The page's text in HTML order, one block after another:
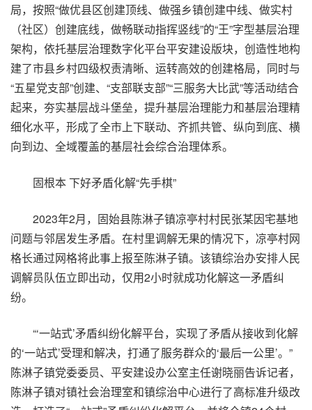
局，按照“做优县区创建顶线、做强乡镇创建中线、做实村
（社区）创建底线，做畅联动指挥竖线”的“王”字型基层治理
架构，依托基层治理数字化平台平安建设版块，创造性地构
建了市县乡村四级权责清晰、运转高效的创建格局，同时与
“五星党支部”创建、“支部联支部”“三服务大比武”等活动结合
起来，夯实基层战斗堡垒，提升基层治理能力和基层治理精
细化水平，形成了全市上下联动、齐抓共管、纵向到底、横
向到边、全域覆盖的基层社会综合治理体系。
固根本 下好矛盾化解“先手棋”
2023年2月，固始县陈淋子镇凉亭村村民张某因宅基地
问题与邻居发生矛盾。在村里调解无果的情况下，凉亭村网
格长通过网格将此事上报至陈淋子镇。该镇综治办安排人民
调解员队伍立即出动，仅用2小时就成功化解这一矛盾纠
纷。
“‘一站式’矛盾纠纷化解平台，实现了矛盾从接收到化解
的‘一站式’受理和解决，打通了服务群众的‘最后一公里’。”
陈淋子镇党委委员、平安建设办公室主任谢晓丽告诉记者，
陈淋子镇对镇社会治理室和镇综治中心进行了高标准升级改